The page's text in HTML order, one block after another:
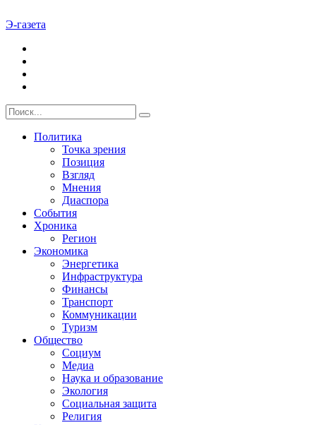
Э-газета
Политика
Точка зрения
Позиция
Взгляд
Мнения
Диаспора
События
Хроника
Регион
Экономика
Энергетика
Инфраструктура
Финансы
Транспорт
Коммуникации
Туризм
Общество
Социум
Медиа
Наука и образование
Экология
Социальная защита
Религия